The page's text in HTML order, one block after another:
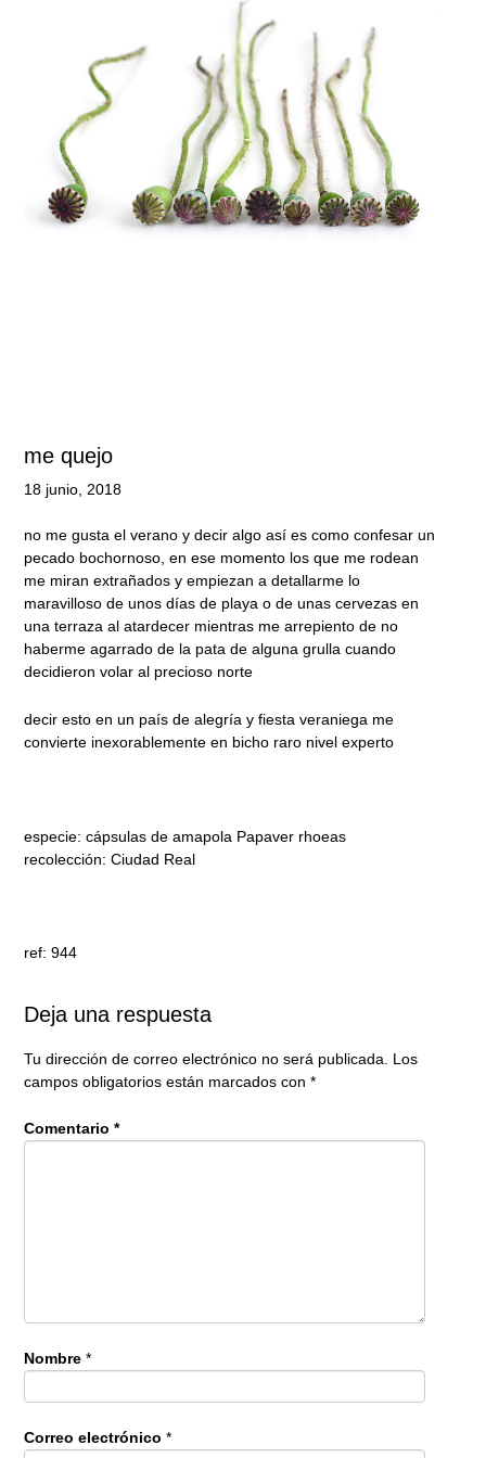
me quejo
18 junio, 2018
no me gusta el verano y decir algo así es como confesar un
pecado bochornoso, en ese momento los que me rodean
me miran extrañados y empiezan a detallarme lo
maravilloso de unos días de playa o de unas cervezas en
una terraza al atardecer mientras me arrepiento de no
haberme agarrado de la pata de alguna grulla cuando
decidieron volar al precioso norte
decir esto en un país de alegría y fiesta veraniega me
convierte inexorablemente en bicho raro nivel experto
especie: cápsulas de amapola Papaver rhoeas
recolección: Ciudad Real
ref: 944
Deja una respuesta
Tu dirección de correo electrónico no será publicada.
Los
campos obligatorios están marcados con *
Comentario *
Nombre *
Correo electrónico *